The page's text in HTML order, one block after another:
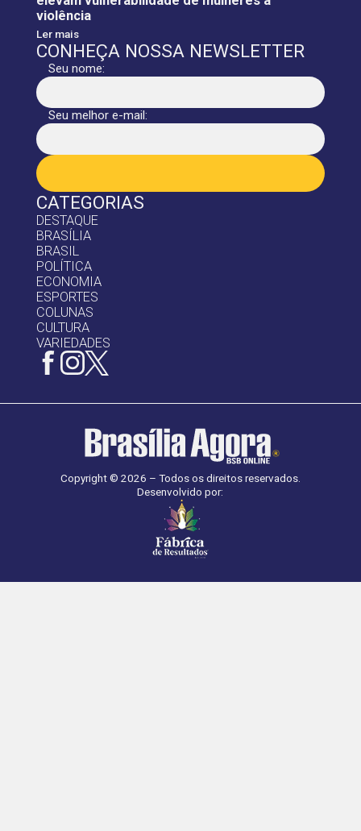
CATEGORIAS
DESTAQUE
BRASÍLIA
BRASIL
POLÍTICA
ECONOMIA
ESPORTES
COLUNAS
CULTURA
VARIEDADES
violência
Ler mais
CONHEÇA NOSSA NEWSLETTER
Seu nome:
Seu melhor e-mail:
Copyright © 2026 – Todos os direitos reservados.
Desenvolvido por: